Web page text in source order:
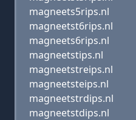
magneets5rips.nl
magneetst6rips.nl
magneets6rips.nl
magneetstips.nl
magneetstreips.nl
magneetsteips.nl
magneetstrdips.nl
magneetstdips.nl